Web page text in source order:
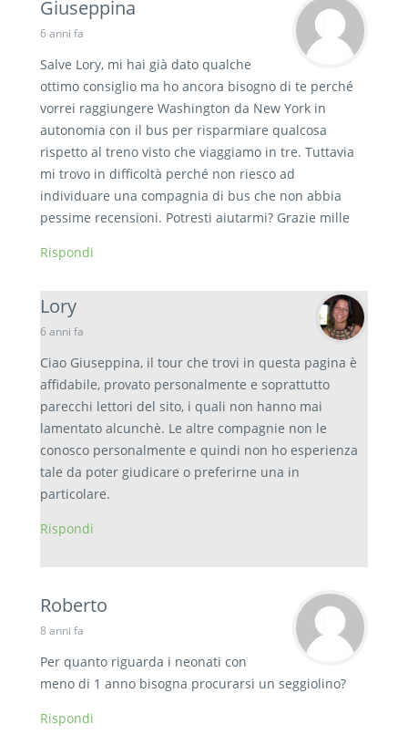
Giuseppina
6 anni fa
Salve Lory, mi hai già dato qualche
ottimo consiglio ma ho ancora bisogno di te perché
vorrei raggiungere Washington da New York in
autonomia con il bus per risparmiare qualcosa
rispetto al treno visto che viaggiamo in tre. Tuttavia
mi trovo in difficoltà perché non riesco ad
individuare una compagnia di bus che non abbia
pessime recensioni. Potresti aiutarmi? Grazie mille
Rispondi
Lory
6 anni fa
Ciao Giuseppina, il tour che trovi in questa pagina è
affidabile, provato personalmente e soprattutto
parecchi lettori del sito, i quali non hanno mai
lamentato alcunchè. Le altre compagnie non le
conosco personalmente e quindi non ho esperienza
tale da poter giudicare o preferirne una in
particolare.
Rispondi
Roberto
8 anni fa
Per quanto riguarda i neonati con
meno di 1 anno bisogna procurarsi un seggiolino?
Rispondi